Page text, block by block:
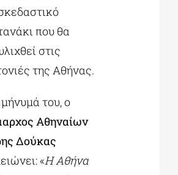
που θα
στις
της Αθήνας.
του, ο
Αθηναίων
Δούκας
«Η Αθήνα